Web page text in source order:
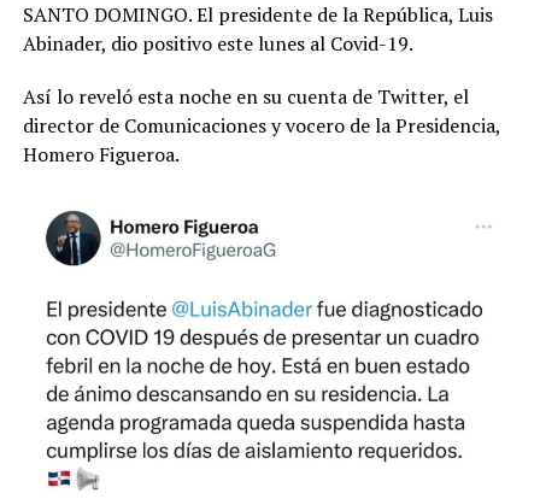
SANTO DOMINGO. El presidente de la República, Luis
Abinader, dio positivo este lunes al Covid-19.
Así lo reveló esta noche en su cuenta de Twitter, el
director de Comunicaciones y vocero de la Presidencia,
Homero Figueroa.